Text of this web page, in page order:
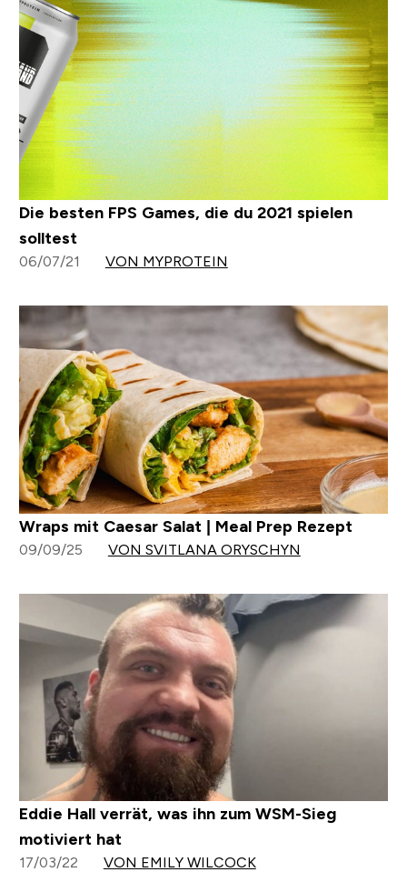
Die besten FPS Games, die du 2021 spielen
solltest
06/07/21 VON MYPROTEIN
Wraps mit Caesar Salat | Meal Prep Rezept
09/09/25 VON SVITLANA ORYSCHYN
Eddie Hall verrät, was ihn zum WSM-Sieg
motiviert hat
17/03/22 VON EMILY WILCOCK